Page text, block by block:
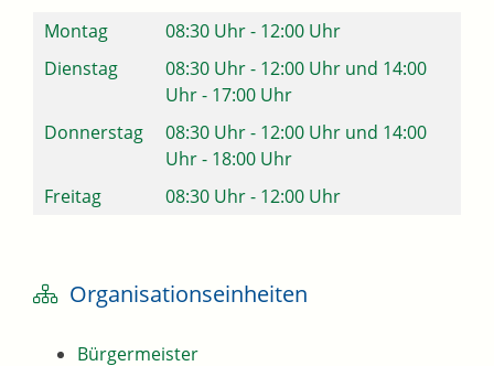
Montag 08:30 Uhr- 12:00 Uhr
Dienstag
08:30 Uhr- 12:00 Uhr und 14:00
Uhr- 17:00 Uhr
Donnerstag
08:30 Uhr- 12:00 Uhr und 14:00
Uhr- 18:00 Uhr
Freitag
08:30 Uhr- 12:00 Uhr
Organisationseinheiten
Bürgermeister